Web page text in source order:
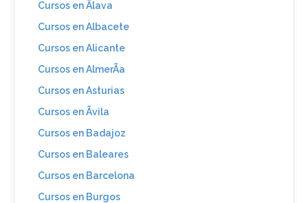
Cursos en Ãlava
Cursos en Albacete
Cursos en Alicante
Cursos en AlmerÃ­a
Cursos en Asturias
Cursos en Ãvila
Cursos en Badajoz
Cursos en Baleares
Cursos en Barcelona
Cursos en Burgos